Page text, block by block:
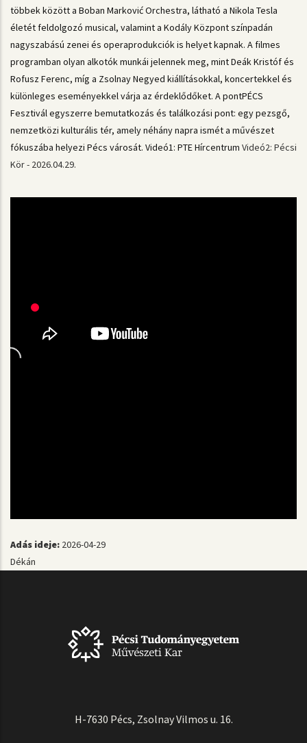
többek között a Boban Marković Orchestra, látható a Nikola Tesla
életét feldolgozó musical, valamint a Kodály Központ színpadán
nagyszabású zenei és operaprodukciók is helyet kapnak. A filmes
programban olyan alkotók munkái jelennek meg, mint Deák Kristóf és
Rofusz Ferenc, míg a Zsolnay Negyed kiállításokkal, koncertekkel és
különleges eseményekkel várja az érdeklődőket. A pontPÉCS
Fesztivál egyszerre bemutatkozás és találkozási pont: egy pezsgő,
nemzetközi kulturális tér, amely néhány napra ismét a művészet
fókuszába helyezi Pécs városát. Videó1: PTE Hírcentrum Videó2: Pécsi
Kör - 2026.04.29.
Adás ideje: 2026-04-29
Dékán
H-7630 Pécs, Zsolnay Vilmos u. 16.